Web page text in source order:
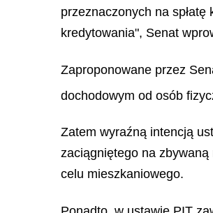
przeznaczonych na
kredytowania", Senat
Zaproponowane przez
dochodowym od osób
Zatem wyraźną intencją
zaciągniętego na
celu mieszkaniowego.